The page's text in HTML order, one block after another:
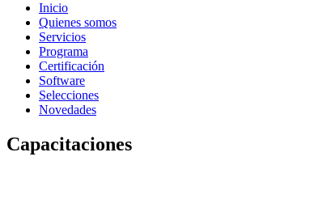
Inicio
Quienes somos
Servicios
Programa
Certificación
Software
Selecciones
Novedades
Capacitaciones